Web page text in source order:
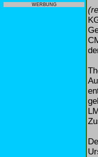
WERBUNG